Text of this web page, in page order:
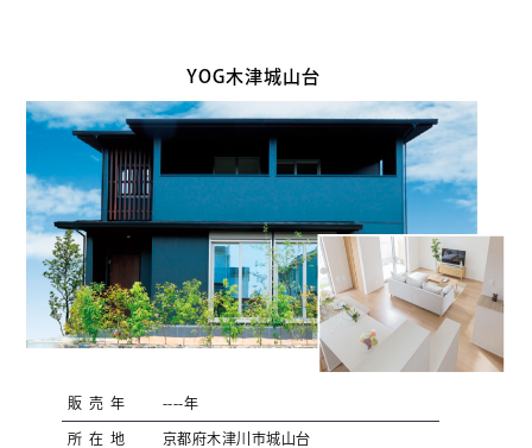
YOG木津城山台
販売年 ----年
所在地 京都府木津川市城山台